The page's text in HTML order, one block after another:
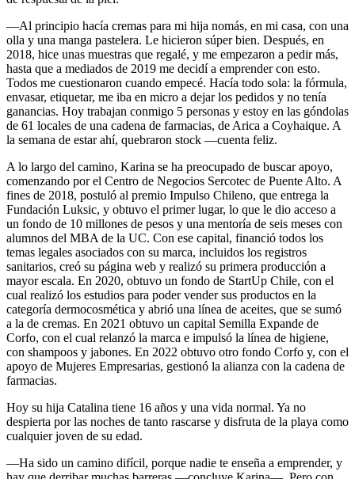
—Al principio hacía cremas para mi hija nomás, en mi casa, con una
olla y una manga pastelera. Le hicieron súper bien. Después, en
2018, hice unas muestras que regalé, y me empezaron a pedir más,
hasta que a mediados de 2019 me decidí a emprender con esto.
Todos me cuestionaron cuando empecé. Hacía todo sola: la fórmula,
envasar, etiquetar, me iba en micro a dejar los pedidos y no tenía
ganancias. Hoy trabajan conmigo 5 personas y estoy en las góndolas
de 61 locales de una cadena de farmacias, de Arica a Coyhaique. A
la semana de estar ahí, quebraron stock —cuenta feliz.
A lo largo del camino, Karina se ha preocupado de buscar apoyo,
comenzando por el Centro de Negocios Sercotec de Puente Alto. A
fines de 2018, postuló al premio Impulso Chileno, que entrega la
Fundación Luksic, y obtuvo el primer lugar, lo que le dio acceso a
un fondo de 10 millones de pesos y una mentoría de seis meses con
alumnos del MBA de la UC. Con ese capital, financió todos los
temas legales asociados con su marca, incluidos los registros
sanitarios, creó su página web y realizó su primera producción a
mayor escala. En 2020, obtuvo un fondo de StartUp Chile, con el
cual realizó los estudios para poder vender sus productos en la
categoría dermocosmética y abrió una línea de aceites, que se sumó
a la de cremas. En 2021 obtuvo un capital Semilla Expande de
Corfo, con el cual relanzó la marca e impulsó la línea de higiene,
con shampoos y jabones. En 2022 obtuvo otro fondo Corfo y, con el
apoyo de Mujeres Empresarias, gestionó la alianza con la cadena de
farmacias.
Hoy su hija Catalina tiene 16 años y una vida normal. Ya no
despierta por las noches de tanto rascarse y disfruta de la playa como
cualquier joven de su edad.
—Ha sido un camino difícil, porque nadie te enseña a emprender, y